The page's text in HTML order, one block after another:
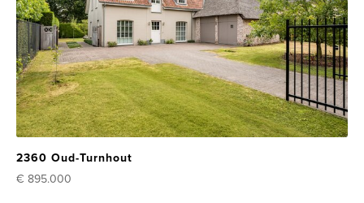
2360 Oud-Turnhout
€ 895.000